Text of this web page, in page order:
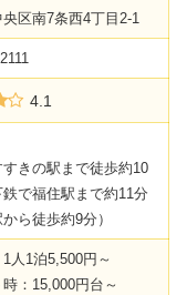
区南7条西4丁目2-1
4.1
すきの駅まで徒歩約10
で福住駅まで約11分
ら徒歩約9分）
人1泊5,500円～
：15,000円台～